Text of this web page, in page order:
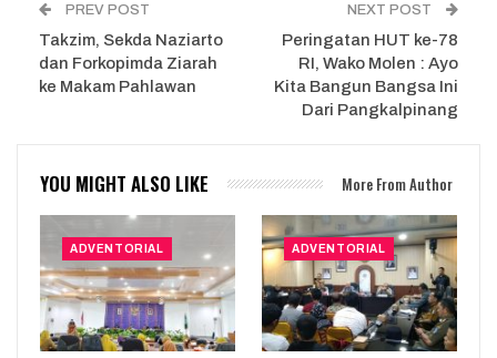
PREV POST
Takzim, Sekda Naziarto
dan Forkopimda Ziarah
ke Makam Pahlawan
NEXT POST
Peringatan HUT ke-78
RI, Wako Molen : Ayo
Kita Bangun Bangsa Ini
Dari Pangkalpinang
YOU MIGHT ALSO LIKE More From Author
ADVENTORIAL ADVENTORIAL